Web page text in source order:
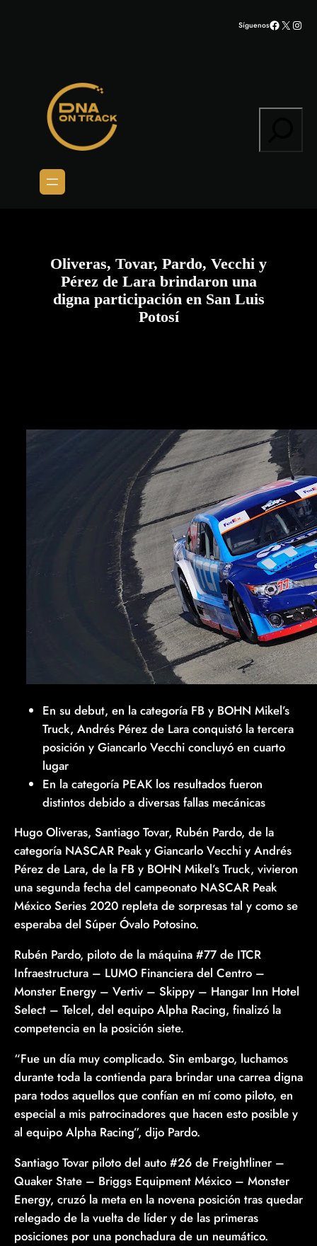
SíguenosFacebook
X
Oliveras, Tovar, Pardo, Vecchi y
Pérez de Lara brindaron una
digna participación en San Luis
Potosí
En su debut, en la categoría FB y BOHN Mikel’s
Truck, Andrés Pérez de Lara conquistó la tercera
posición y Giancarlo Vecchi concluyó en cuarto
lugar
En la categoría PEAK los resultados fueron
distintos debido a diversas fallas mecánicas
Hugo Oliveras, Santiago Tovar, Rubén Pardo, de la
categoría NASCAR Peak y Giancarlo Vecchi y Andrés
Pérez de Lara, de la FB y BOHN Mikel’s Truck, vivieron
una segunda fecha del campeonato NASCAR Peak
México Series 2020 repleta de sorpresas tal y como se
esperaba del Súper Óvalo Potosino.
Rubén Pardo, piloto de la máquina #77 de ITCR
Infraestructura – LUMO Financiera del Centro –
Monster Energy – Vertiv – Skippy – Hangar Inn Hotel
Select – Telcel, del equipo Alpha Racing, finalizó la
competencia en la posición siete.
“Fue un día muy complicado. Sin embargo, luchamos
durante toda la contienda para brindar una carrea digna
para todos aquellos que confían en mí como piloto, en
especial a mis patrocinadores que hacen esto posible y
al equipo Alpha Racing”, dijo Pardo.
Santiago Tovar piloto del auto #26 de Freightliner –
Quaker State – Briggs Equipment México – Monster
Energy, cruzó la meta en la novena posición tras quedar
relegado de la vuelta de líder y de las primeras
posiciones por una ponchadura de un neumático.